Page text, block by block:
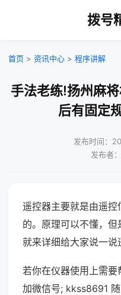
拨号
首页 > 资讯中心 > 程序讲解
手法老练!扬州麻
后有固定
发布时间：
发布者
遥控器主要就是由遥
的。原理可以不懂，
就来详细给大家说一说
若你在仪器使用上需
加微信号; kkss8691 随